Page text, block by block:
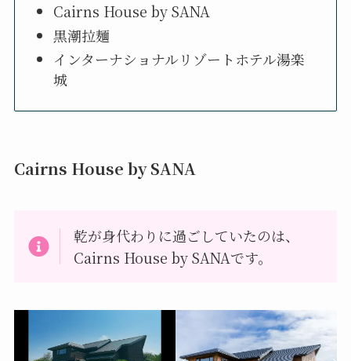
Cairns House by SANA
黒潮拉麺
インターナショナルリゾートホテル湯楽
城
Cairns House by SANA
乾が身代わりに過ごしていたのは、
Cairns House by SANAです。